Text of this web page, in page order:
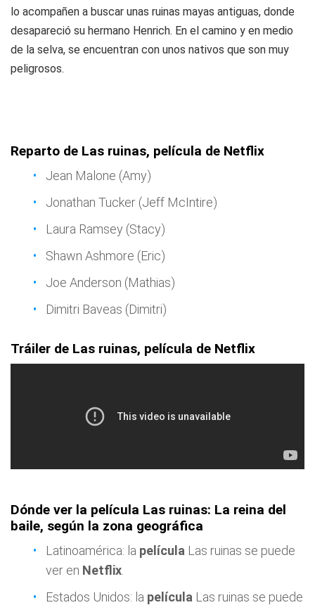
lo acompañen a buscar unas ruinas mayas antiguas, donde
desapareció su hermano Henrich. En el camino y en medio
de la selva, se encuentran con unos nativos que son muy
peligrosos.
Reparto de Las ruinas, película de Netflix
Jean Malone (Amy)
Jonathan Tucker (Jeff McIntire)
Laura Ramsey (Stacy)
Shawn Ashmore (Eric)
Joe Anderson (Mathias)
Dimitri Baveas (Dimitri)
Tráiler de Las ruinas, película de Netflix
Dónde ver la película Las ruinas: La reina del
baile, según la zona geográfica
Latinoamérica: la película Las ruinas se puede
ver en Netflix
Estados Unidos: la película Las ruinas se puede